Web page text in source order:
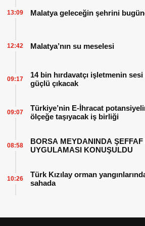
Malatya geleceğin şehrini
13:09
Malatya’nın su meselesi
12:42
14 bin hırdavatçı işletmenin sesi
güçlü çıkacak
09:17
Türkiye’nin E-İhracat
ölçeğe taşıyacak iş birliği
09:07
BORSA MEYDANINDA ŞEFFAF
UYGULAMASI KONUŞULDU
08:58
Türk Kızılay orman
sahada
10:26